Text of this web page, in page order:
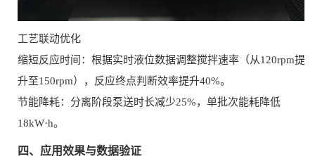
工艺联动优化
缩短反应时间：根据实时液位数据调整搅拌速率（从120rpm提
升至150rpm），反应终点判断效率提升40%。
节能降耗：分离阶段泵送时长减少25%，单批次能耗降低
18kW·h。
四、应用效果与数据验证